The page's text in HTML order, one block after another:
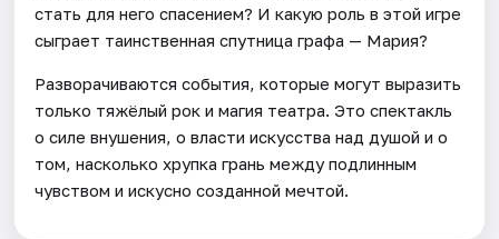
стать для него спасением? И какую роль в этой игре
сыграет таинственная спутница графа — Мария?
Разворачиваются события, которые могут выразить
только тяжёлый рок и магия театра. Это спектакль
о силе внушения, о власти искусства над душой и о
том, насколько хрупка грань между подлинным
чувством и искусно созданной мечтой.